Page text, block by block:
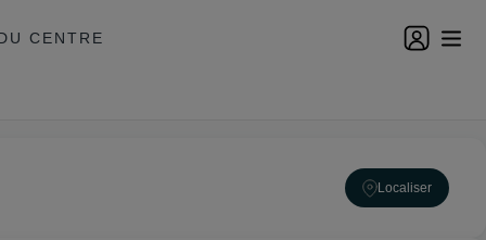
CENTRE
Localiser